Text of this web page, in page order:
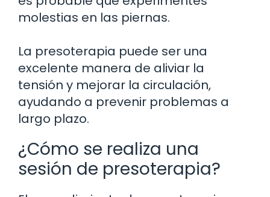
molestias en las piernas.
La presoterapia puede ser una
excelente manera de aliviar la
tensión y mejorar la circulación,
ayudando a prevenir problemas a
largo plazo.
¿Cómo se realiza una
sesión de presoterapia?